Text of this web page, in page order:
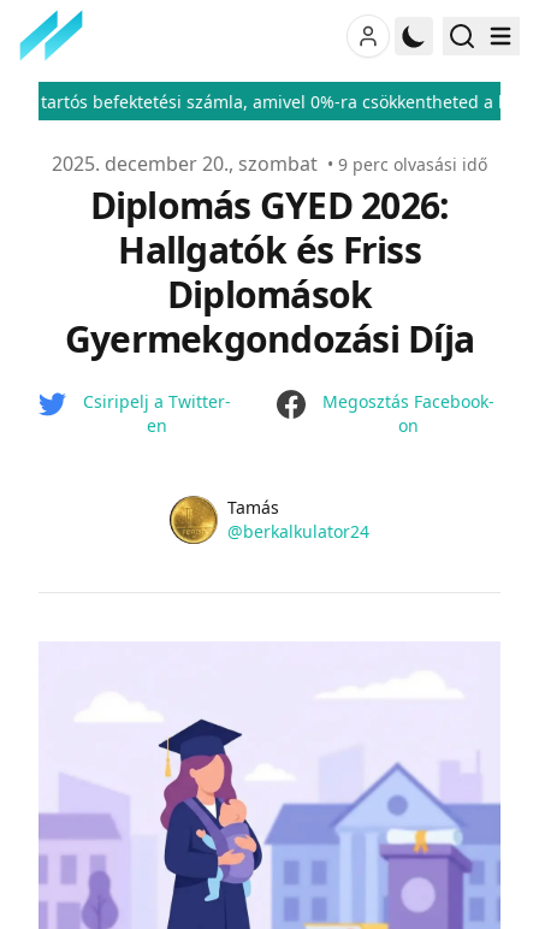
számla, amivel 0%-ra csökkentheted a befektetési adód
Publikálva
2025. december 20., szombat • 9 perc olvasási idő
Diplomás GYED 2026:
Hallgatók és Friss
Diplomások
Gyermekgondozási Díja
Csiripelj a Twitter-
en
facebook
Megosztás Facebook-
on
Name
Tamás
Twitter
@berkalkulator24